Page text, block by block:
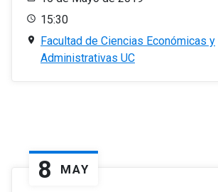
15:30
Facultad de Ciencias Económicas y
Administrativas UC
8 MAY